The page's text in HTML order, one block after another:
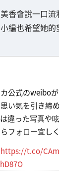
香會說一口
編也希望她
公式のweibo
い気を引き締
違った写真や
フォロー宜し
https://t.co/